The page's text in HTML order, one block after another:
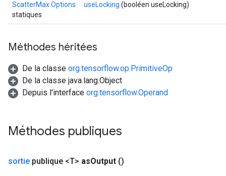
ScatterMax.Options
statiques
useLocking (booléen useLocking)
Méthodes héritées
De la classe org.tensorflow.op.PrimitiveOp
De la classe java.lang.Object
Depuis l'interface org.tensorflow.Operand
Méthodes publiques
sortie publique <T> asOutput ()